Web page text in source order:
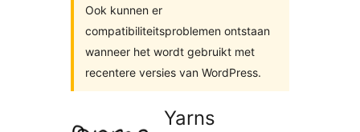
Ook kunnen er
compatibiliteitsproblemen ontstaan
wanneer het wordt gebruikt met
recentere versies van WordPress.
Yarns